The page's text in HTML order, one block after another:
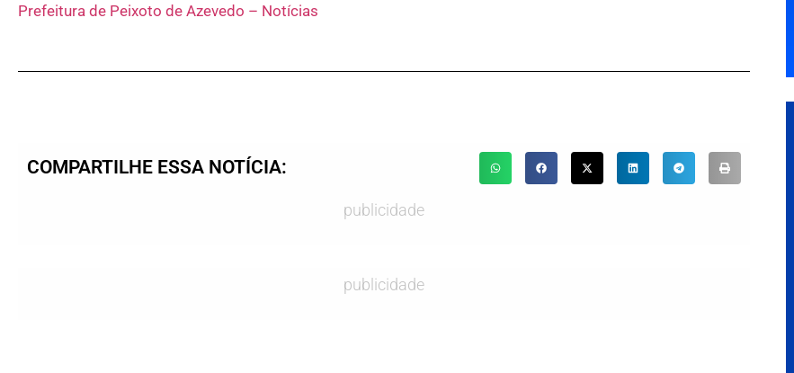
Prefeitura de Peixoto de Azevedo – Notícias
COMPARTILHE ESSA NOTÍCIA:
publicidade
publicidade